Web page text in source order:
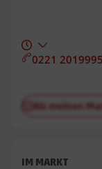
0221
Als meinen
IM MARKT